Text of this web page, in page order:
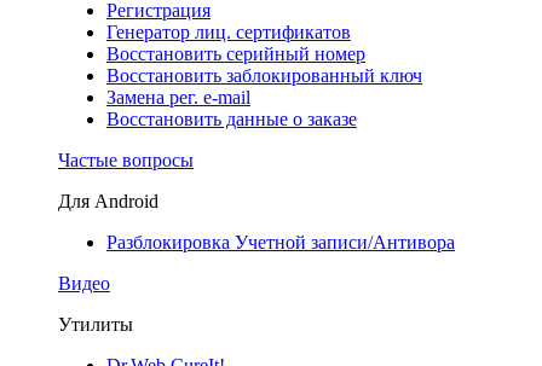
Регистрация
Генератор лиц. сертификатов
Восстановить серийный номер
Восстановить заблокированный ключ
Замена рег. e-mail
Восстановить данные о заказе
Частые вопросы
Для Android
Разблокировка Учетной записи/Антивора
Видео
Утилиты